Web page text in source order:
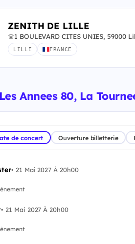
ZENITH DE LILLE
1 BOULEVARD CITES UNIES, 59000
LILLE FRANCE
Les Annees 80, La
de concert Ouverture billetterie
• 21 Mai 2027 À 20h00
• 21 Mai 2027 À 20h00